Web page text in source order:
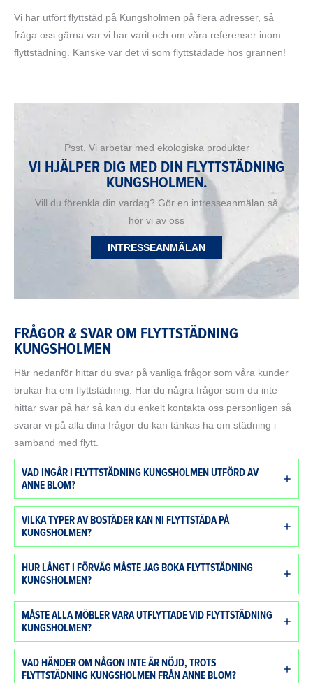
Vi har utfört flyttstäd på Kungsholmen på flera adresser, så
fråga oss gärna var vi har varit och om våra referenser inom
flyttstädning. Kanske var det vi som flyttstädade hos grannen!
Psst, Vi arbetar med ekologiska produkter
VI HJÄLPER DIG MED DIN FLYTTSTÄDNING
KUNGSHOLMEN.
Vill du förenkla din vardag? Gör en intresseanmälan så
hör vi av oss
INTRESSEANMÄLAN
FRÅGOR & SVAR OM FLYTTSTÄDNING
KUNGSHOLMEN
Här nedanför hittar du svar på vanliga frågor som våra kunder
brukar ha om flyttstädning. Har du några frågor som du inte
hittar svar på här så kan du enkelt kontakta oss personligen så
svarar vi på alla dina frågor du kan tänkas ha om städning i
samband med flytt.
VAD INGÅR I FLYTTSTÄDNING KUNGSHOLMEN UTFÖRD AV
ANNE BLOM?
VILKA TYPER AV BOSTÄDER KAN NI FLYTTSTÄDA PÅ
KUNGSHOLMEN?
HUR LÅNGT I FÖRVÄG MÅSTE JAG BOKA FLYTTSTÄDNING
KUNGSHOLMEN?
MÅSTE ALLA MÖBLER VARA UTFLYTTADE VID FLYTTSTÄDNING
KUNGSHOLMEN?
VAD HÄNDER OM NÅGON INTE ÄR NÖJD, TROTS
FLYTTSTÄDNING KUNGSHOLMEN FRÅN ANNE BLOM?